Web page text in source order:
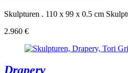
Skulpturen . 110 x 99 x 0.5 cm
2.960 €
Drapery